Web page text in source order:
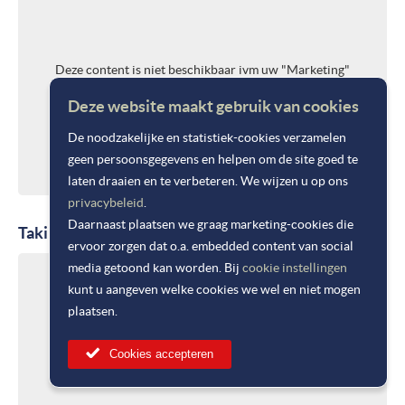
Deze content is niet beschikbaar ivm uw "Marketing"
Cookie instellingen wijzigen
Takii Europe B.V. 2026
cookie instellingen
Deze website maakt gebruik van cookies
De noodzakelijke en statistiek-cookies verzamelen
geen persoonsgegevens en helpen om de site goed te
laten draaien en te verbeteren. We wijzen u op ons
privacybeleid
Daarnaast plaatsen we graag marketing-cookies die
ervoor zorgen dat o.a. embedded content van social
media getoond kan worden. Bij cookie instellingen
kunt u aangeven welke cookies we wel en niet mogen
plaatsen.
Cookies accepteren